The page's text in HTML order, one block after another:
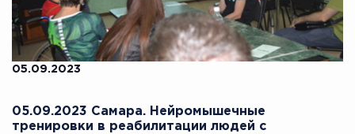
05.09.2023
05.09.2023 Самара. Нейромышечные
тренировки в реабилитации людей с